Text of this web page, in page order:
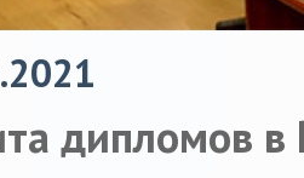
дипломов в